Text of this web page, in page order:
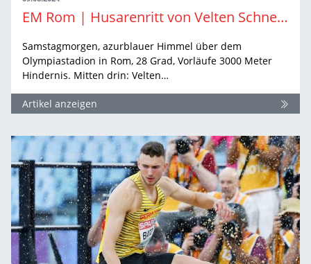
EM Rom | Husarenritt von Velten Schneider
Samstagmorgen, azurblauer Himmel über dem
Olympiastadion in Rom, 28 Grad, Vorläufe 3000 Meter
Hindernis. Mitten drin: Velten…
Artikel anzeigen